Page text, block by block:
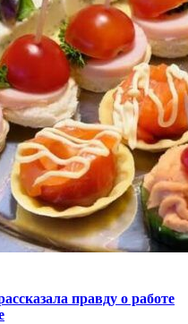
правду о работе